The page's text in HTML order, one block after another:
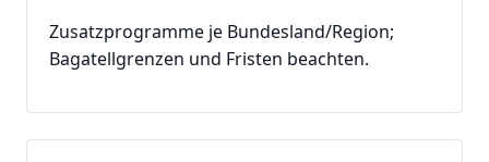
Zusatzprogramme je Bundesland/Region;
Bagatellgrenzen und Fristen beachten.